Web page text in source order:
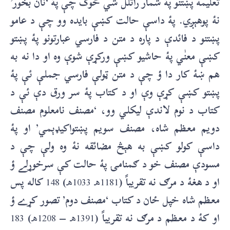
نۀ پوهېږي. پۀ داسې حالت کښې بايده وو چې د عامو
پښتنو د فائدې د پاره د متن د فارسي عبارتونو پۀ پښتو
کښې معنٰي پۀ حاشيو کښې ورکړې شوې وه او دا نه به
هم ښۀ کار دا ؤ چې د متن ټولې فارسي جملې ئې پۀ
پښتو کښې کړې وې او د کتاب پۀ سر ورق دې ئې د
کتاب د نوم لاندې ليکلي وو، ‘مصنف نامعلوم مصنف
دويم معظم شاه، مصنف سویم پښتواکيډېمي’ او پۀ
داسې کولو کښې به هېڅ مضائقه نۀ وه ولې چې د
مسودې مصنف خو د ګمنامۍ پۀ حالت کې سرخوړلے ؤ
او د هغۀ د مرګ نه تقريباً (1181هـ 1033هـ )
148کاله پس
معظم شاه خپل ځان د کتاب ‘مصنف دوم’ تصور کړے ؤ
او کۀ د معظم د مرګ نه تقريباً (1391هـ –1208هـ )
183